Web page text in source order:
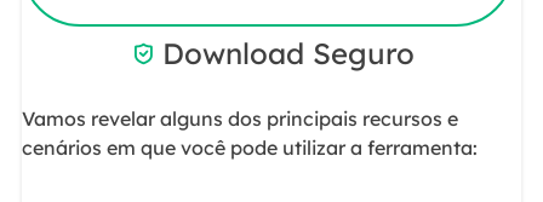
 Download Seguro
Vamos revelar alguns dos principais recursos e
cenários em que você pode utilizar a ferramenta: